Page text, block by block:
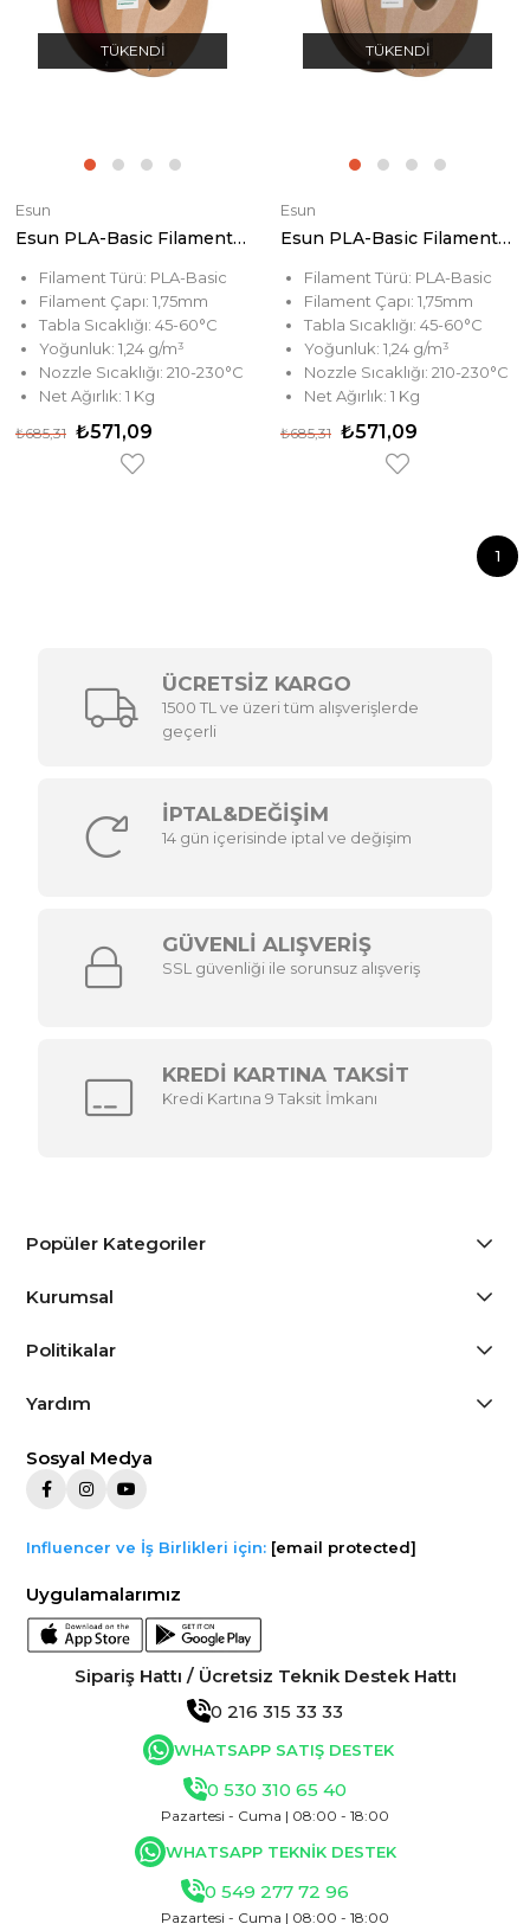
TÜKENDI
Esun
Esun PLA-Basic Filament Fire Engine Red
Filament Türü: PLA-Basic
Filament Çapı: 1,75mm
Tabla Sıcaklığı: 45-60°C
Yoğunluk: 1,24 g/m³
Nozzle Sıcaklığı: 210-230°C
Net Ağırlık: 1 Kg
₺571,09
₺685,31
TÜKENDI
Esun
Esun PLA-Basic Filament Beige
Filament Türü: PLA-Basic
Filament Çapı: 1,75mm
Tabla Sıcaklığı: 45-60°C
Yoğunluk: 1,24 g/m³
Nozzle Sıcaklığı: 210-230°C
Net Ağırlık: 1 Kg
₺571,09
₺685,31
1
ÜCRETSİZ KARGO
1500 TL ve üzeri tüm alışverişlerde
geçerli
İPTAL&DEĞİŞİM
14 gün içerisinde iptal ve değişim
GÜVENLİ ALIŞVERİŞ
SSL güvenliği ile sorunsuz alışveriş
KREDİ KARTINA TAKSİT
Kredi Kartına 9 Taksit İmkanı
Popüler Kategoriler
Kurumsal
Politikalar
Yardım
Sosyal Medya
Influencer ve İş Birlikleri için: [email protected]
Uygulamalarımız
Sipariş Hattı / Ücretsiz Teknik Destek Hattı
0 216 315 33 33
WHATSAPP SATIŞ DESTEK
0 530 310 65 40
Pazartesi - Cuma | 08:00 - 18:00
WHATSAPP TEKNİK DESTEK
0 549 277 72 96
Pazartesi - Cuma | 08:00 - 18:00